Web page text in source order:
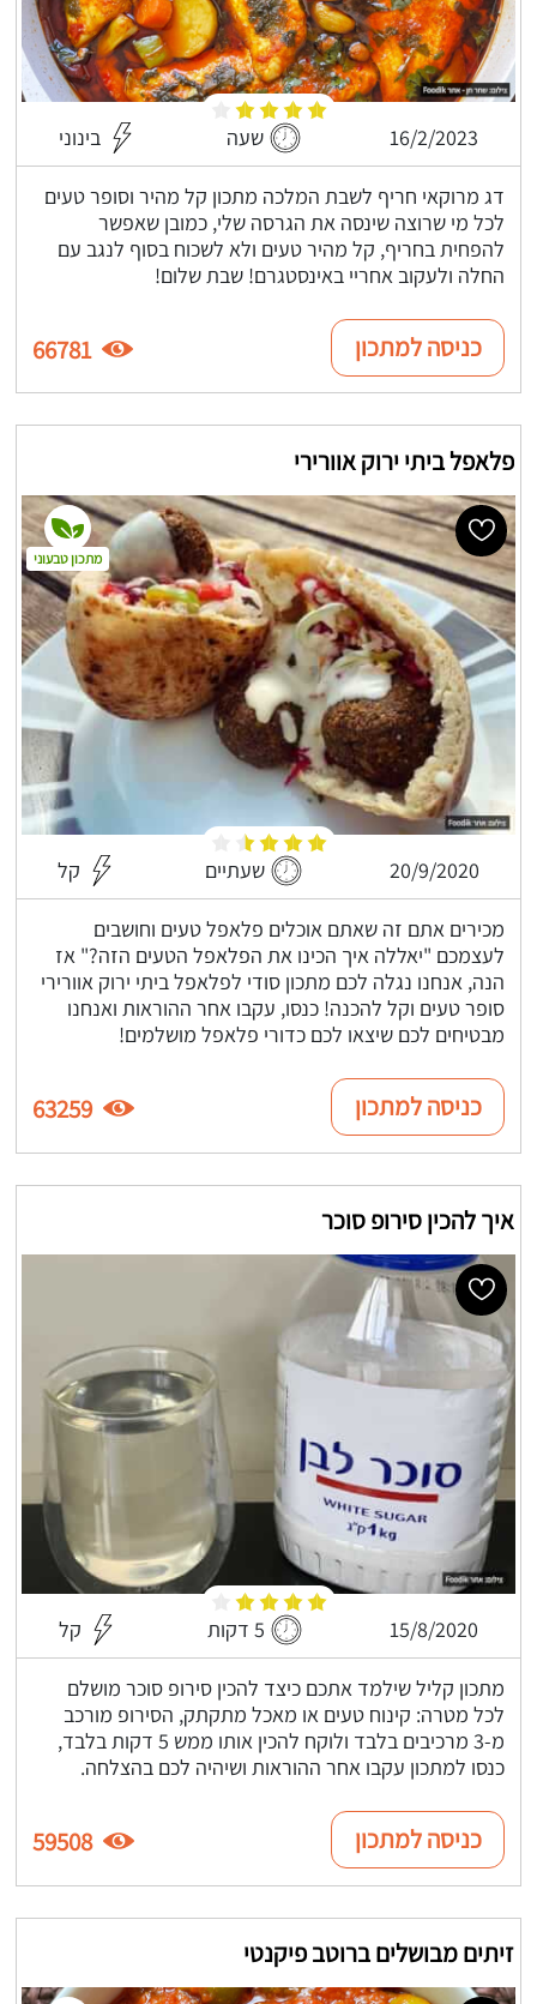
16/2/2023 שעה בינוני
דג מרוקאי חריף לשבת המלכה מתכון קל מהיר וסופר טעים
לכל מי שרוצה שינסה את הגרסה שלי, כמובן שאפשר
להפחית בחריף, קל מהיר טעים ולא לשכוח בסוף לנגב עם
החלה ולעקוב אחריי באינסטגרם! שבת שלום!
כניסה למתכון 66781
פלאפל ביתי ירוק אוורירי
20/9/2020 שעתיים קל
מכירים אתם זה שאתם אוכלים פלאפל טעים וחושבים
לעצמכם "יאללה איך הכינו את הפלאפל הטעים הזה?" אז
הנה, אנחנו נגלה לכם מתכון סודי לפלאפל ביתי ירוק אוורירי
סופר טעים וקל להכנה! כנסו, עקבו אחר ההוראות ואנחנו
מבטיחים לכם שיצאו לכם כדורי פלאפל מושלמים!
מתכון טבעוני
כניסה למתכון 63259
איך להכין סירופ סוכר
15/8/2020 5 דקות קל
מתכון קליל שילמד אתכם כיצד להכין סירופ סוכר מושלם
לכל מטרה: קינוח טעים או מאכל מתקתק, הסירופ מורכב
מ-3 מרכיבים בלבד ולוקח להכין אותו ממש 5 דקות בלבד,
כנסו למתכון עקבו אחר ההוראות ושיהיה לכם בהצלחה.
כניסה למתכון 59508
זיתים מבושלים ברוטב פיקנטי